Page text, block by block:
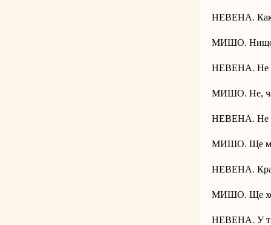
НЕВЕНА.
МИШО. Нищо,
НЕВЕНА. Не
МИШО. Не,
НЕВЕНА. Не
МИШО. Ще
НЕВЕНА.
МИШО. Ще
НЕВЕНА. У